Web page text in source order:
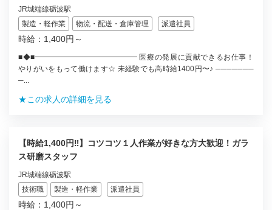
JR城端線砺波駅
製造・軽作業
物流・配送・倉庫管理 派遣社員
時給：1,400円～
■◆■━━━━━━━━━━━━━━ 医療の発展に貢献できるお仕事！
やりがいをもって働けます☆ 未経験でも高時給1400円〜♪ ───────
─...
★この求人の詳細を見る
【時給1,400円‼】コツコツ１人作業が好きな方大歓迎！ガラ
ス研磨スタッフ
JR城端線砺波駅
技術職
製造・軽作業 派遣社員
時給：1,400円～